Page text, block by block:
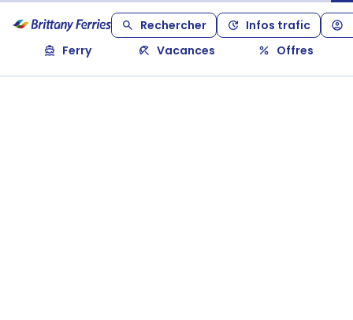
Rechercher
Infos trafic
Ferry
Vacances Offres